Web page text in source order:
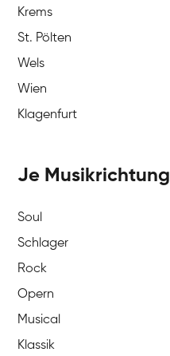
Krems
St. Pölten
Wels
Wien
Klagenfurt
Je Musikrichtung
Soul
Schlager
Rock
Opern
Musical
Klassik